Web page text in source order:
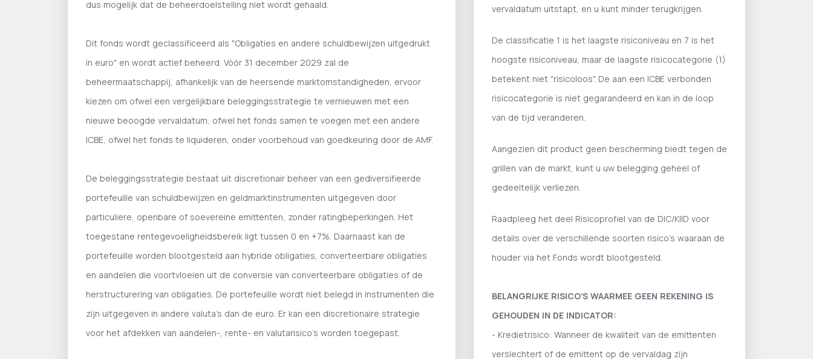
dus mogelijk dat de beheerdoelstelling niet wordt gehaald.
Dit fonds wordt geclassificeerd als "Obligaties en andere schuldbewijzen uitgedrukt
in euro" en wordt actief beheerd. Vóór 31 december 2029 zal de
beheermaatschappij, afhankelijk van de heersende marktomstandigheden, ervoor
kiezen om ofwel een vergelijkbare beleggingsstrategie te vernieuwen met een
nieuwe beoogde vervaldatum, ofwel het fonds samen te voegen met een andere
ICBE, ofwel het fonds te liquideren, onder voorbehoud van goedkeuring door de AMF.
De beleggingsstrategie bestaat uit discretionair beheer van een gediversifieerde
portefeuille van schuldbewijzen en geldmarktinstrumenten uitgegeven door
particuliere, openbare of soevereine emittenten, zonder ratingbeperkingen. Het
toegestane rentegevoeligheidsbereik ligt tussen 0 en +7%. Daarnaast kan de
portefeuille worden blootgesteld aan hybride obligaties, converteerbare obligaties
en aandelen die voortvloeien uit de conversie van converteerbare obligaties of de
herstructurering van obligaties. De portefeuille wordt niet belegd in instrumenten die
zijn uitgegeven in andere valuta's dan de euro. Er kan een discretionaire strategie
voor het afdekken van aandelen-, rente- en valutarisico's worden toegepast.
vervaldatum uitstapt, en u kunt minder terugkrijgen.
De classificatie 1 is het laagste risiconiveau en 7 is het
hoogste risiconiveau, maar de laagste risicocategorie (1)
betekent niet "risicoloos". De aan een ICBE verbonden
risicocategorie is niet gegarandeerd en kan in de loop
van de tijd veranderen.
Aangezien dit product geen bescherming biedt tegen de
grillen van de markt, kunt u uw belegging geheel of
gedeeltelijk verliezen.
Raadpleeg het deel Risicoprofiel van de DIC/KIID voor
details over de verschillende soorten risico's waaraan de
houder via het Fonds wordt blootgesteld.
BELANGRIJKE RISICO’S WAARMEE GEEN REKENING IS
GEHOUDEN IN DE INDICATOR:
- Kredietrisico: Wanneer de kwaliteit van de emittenten
verslechtert of de emittent op de vervaldag zijn